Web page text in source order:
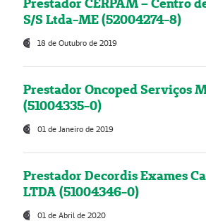
S/S Ltda-ME (52004274-8)
18 de Outubro de 2019
Prestador Oncoped Serviços
(51004335-0)
01 de Janeiro de 2019
Prestador Decordis Exames
LTDA (51004346-0)
01 de Abril de 2020